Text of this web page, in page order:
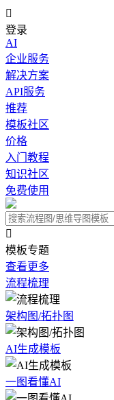

登录
AI
企业服务
解决方案
API服务
推荐
模板社区
价格
入门教程
知识社区
免费使用

模板专题
查看更多
流程梳理
架构图/拓扑图
AI生成模板
一图看懂AI